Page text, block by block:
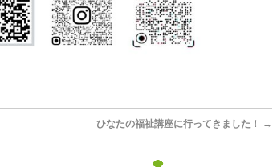
ひなたの福祉講座に行ってきました！ →